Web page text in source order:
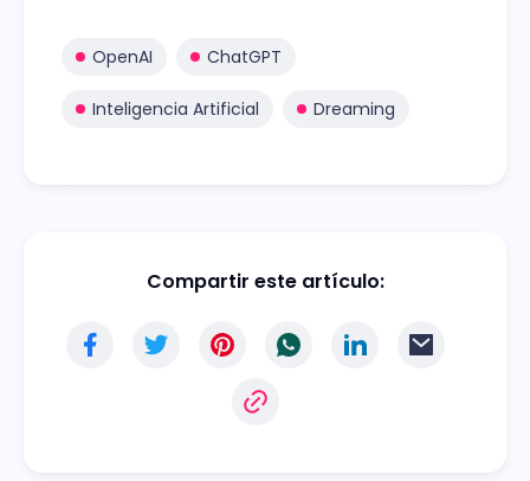
OpenAI ChatGPT
Inteligencia Artificial Dreaming
Compartir este artículo: